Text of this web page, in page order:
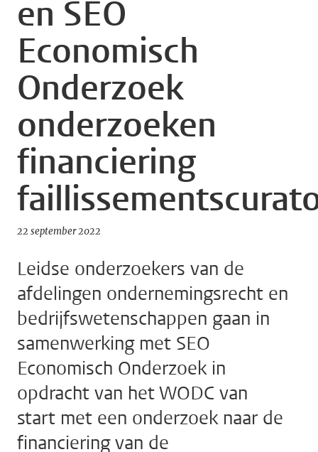
en SEO
Economisch
Onderzoek
onderzoeken
financiering
22 september 2022
Leidse onderzoekers van de
afdelingen ondernemingsrecht en
bedrijfswetenschappen gaan in
samenwerking met SEO
Economisch Onderzoek in
opdracht van het WODC van
start met een onderzoek naar de
financiering van de